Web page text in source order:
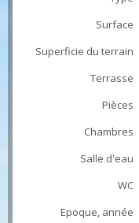
Surface
Superficie du terrain
Terrasse
Pièces
Chambres
Salle d'eau
WC
Epoque, année